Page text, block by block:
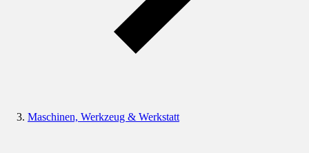
Maschinen, Werkzeug & Werkstatt